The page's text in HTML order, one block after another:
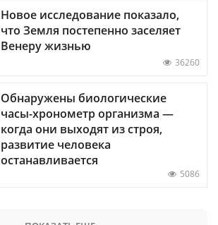
Новое исследование показало,
что Земля постепенно заселяет
Венеру жизнью
36260
Обнаружены биологические
часы-хронометр организма —
когда они выходят из строя,
развитие человека
останавливается
5086